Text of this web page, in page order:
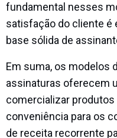
fundamental nesses
satisfação do cliente é
base sólida de
Em suma, os modelos
assinaturas oferecem
comercializar
conveniência para os
de receita recorrente